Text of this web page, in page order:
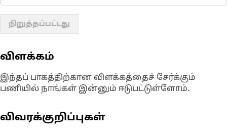
நிறுத்தப்பட்டது
விளக்கம்
இந்தப் பாகத்திற்கான விளக்கத்தைச் சேர்க்கும்
பணியில் நாங்கள் இன்னும் ஈடுபட்டுள்ளோம்.
விவரக்குறிப்புகள்